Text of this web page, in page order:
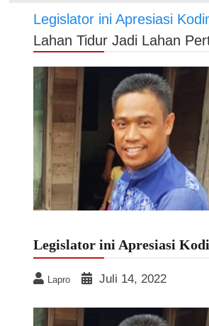
Legislator ini Apresiasi
Lahan Tidur Jadi Lahan
Legislator ini Apresiasi
Lapro Juli 14, 2022